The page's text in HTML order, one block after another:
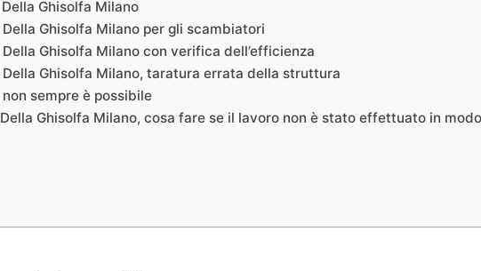
Ghisolfa Milano
Ghisolfa Milano per gli scambiatori
Ghisolfa Milano con verifica dell’efficienza
Ghisolfa Milano, taratura errata della struttura
sempre è possibile
Ghisolfa Milano, cosa fare se il lavoro non è stato effettuato in